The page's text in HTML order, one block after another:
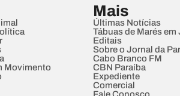
Movimento
Mais
Últimas Notícias
Tábuas de Marés
Editais
Sobre o Jornal da
Cabo Branco FM
CBN Paraíba
Expediente
Comercial